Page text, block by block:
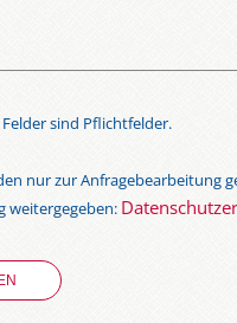
sind Pflichtfelder.
nur zur Anfragebearbeitung
weitergegeben: